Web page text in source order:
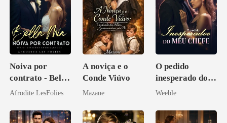
Noiva por
contrato - Bella
Mia
Afrodite LesFolies
A noviça e o
Conde Viúvo
Mazane
O pedido
inesperado do
meu chefe
Weeble